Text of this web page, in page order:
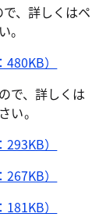
、詳しくはペ
。
）
で、詳しくは
い。
）
）
）